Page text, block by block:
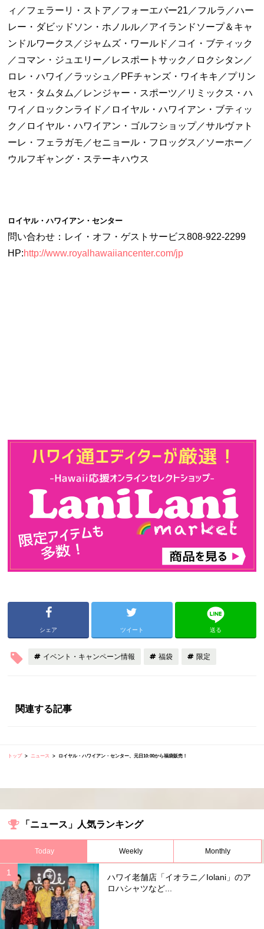
ィ／フェラーリ・ストア／フォーエバー21／フルラ／ハー
レー・ダビッドソン・ホノルル／アイランドソープ＆キャ
ンドルワークス／ジャムズ・ワールド／コイ・ブティック
／コマン・ジュエリー／レスポートサック／ロクシタン／
ロレ・ハワイ／ラッシュ／PFチャンズ・ワイキキ／プリン
セス・タムタム／レンジャー・スポーツ／リミックス・ハ
ワイ／ロックンライド／ロイヤル・ハワイアン・ブティッ
ク／ロイヤル・ハワイアン・ゴルフショップ／サルヴァト
ーレ・フェラガモ／セニョール・フロッグス／ソーホー／
ウルフギャング・ステーキハウス
ロイヤル・ハワイアン・センター
問い合わせ：レイ・オフ・ゲストサービス808-922-2299
HP:http://www.royalhawaiiancenter.com/jp
シェア ツイート 送る
イベント・キャンペーン情報 福袋 限定
関連する記事
トップ ニュース ロイヤル・ハワイアン・センター、元日10:00から福袋販売！
「ニュース」人気ランキング
Today Weekly Monthly
ハワイ老舗店「イオラニ／Iolani」のア
ロハシャツなど...